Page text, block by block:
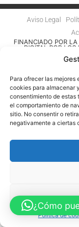
Para ofrecer las
cookies para almacenar
consentimiento de estas
el comportamiento de
sitio. No consentir o
negativamente a ciertas
Política de
Aviso Legal
FINANCIADO POR
DIGITAL POR
© Guia Telefónica
¿Cómo